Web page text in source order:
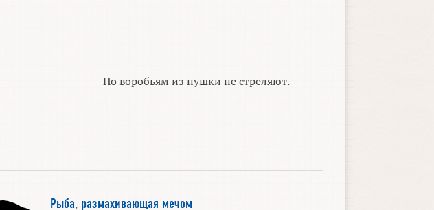
По воробьям из пушки не стреляют.
Рыба, размахивающая мечом